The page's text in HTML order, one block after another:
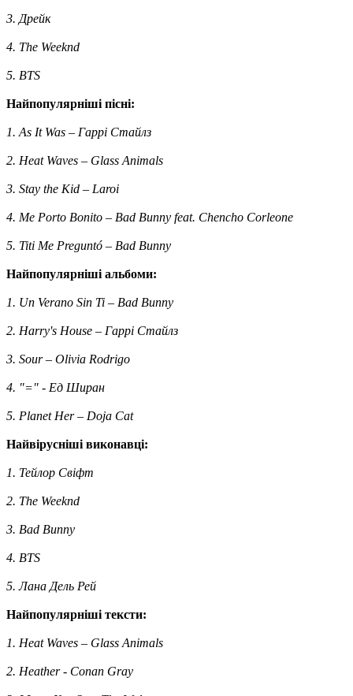
3. Дрейк
4. The Weeknd
5. BTS
Найпопулярніші пісні:
1. As It Was – Гаррі Стайлз
2. Heat Waves – Glass Animals
3. Stay the Kid – Laroi
4. Me Porto Bonito – Bad Bunny feat. Chencho Corleone
5. Titi Me Preguntó – Bad Bunny
Найпопулярніші альбоми:
1. Un Verano Sin Ti – Bad Bunny
2. Harry's House – Гаррі Стайлз
3. Sour – Olivia Rodrigo
4. "=" - Ед Ширан
5. Planet Her – Doja Cat
Найвірусніші виконавці:
1. Тейлор Свіфт
2. The Weeknd
3. Bad Bunny
4. BTS
5. Лана Дель Рей
Найпопулярніші тексти:
1. Heat Waves – Glass Animals
2. Heather - Conan Gray